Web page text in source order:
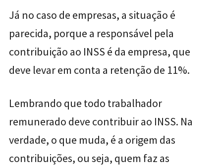
Já no caso de empresas, a situação é
parecida, porque a responsável pela
contribuição ao INSS é da empresa, que
deve levar em conta a retenção de 11%.
Lembrando que todo trabalhador
remunerado deve contribuir ao INSS. Na
verdade, o que muda, é a origem das
contribuições, ou seja, quem faz as